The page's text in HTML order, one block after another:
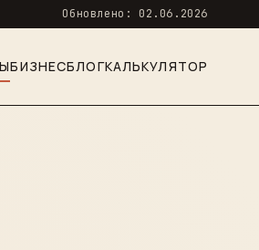
Обновлено: 02.06.2026
БИЗНЕСБЛОГКАЛЬКУЛЯТОР